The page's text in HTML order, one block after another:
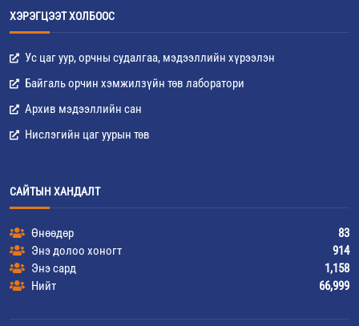
ХЭРЭГЦЭЭТ ХОЛБООС
Ус цаг уур, орчны судалгаа, мэдээллийн хүрээлэн
Байгаль орчин хэмжилзүйн төв лаборатори
Архив мэдээллийн сан
Нислэгийн цаг уурын төв
САЙТЫН ХАНДАЛТ
Өнөөдөр
83
Энэ долоо хоногт
914
Энэ сард
1,158
Нийт
66,999